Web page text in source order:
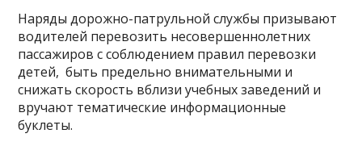
Наряды дорожно-патрульной службы призывают
водителей перевозить несовершеннолетних
пассажиров с соблюдением правил перевозки
детей, быть предельно внимательными и
снижать скорость вблизи учебных заведений и
вручают тематические информационные
буклеты.